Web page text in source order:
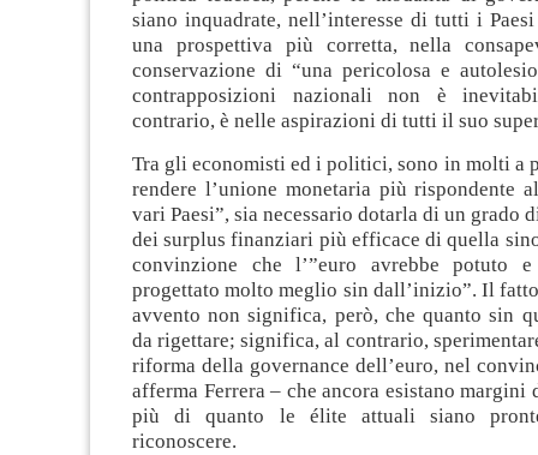
siano inquadrate, nell’interesse di tutti i
una prospettiva più corretta, nella
conservazione di “una pericolosa e
contrapposizioni nazionali non è
contrario, è nelle aspirazioni di tutti il suo
Tra gli economisti ed i politici, sono in molti a
rendere l’unione monetaria più rispondente
vari Paesi”, sia necessario dotarla di un grado
dei surplus finanziari più efficace di quella
convinzione che l’”euro avrebbe potuto
progettato molto meglio sin dall’inizio”. Il
avvento non significa, però, che quanto sin
da rigettare; significa, al contrario,
riforma della governance dell’euro, nel
afferma Ferrera – che ancora esistano margini
più di quanto le élite attuali siano
riconoscere.